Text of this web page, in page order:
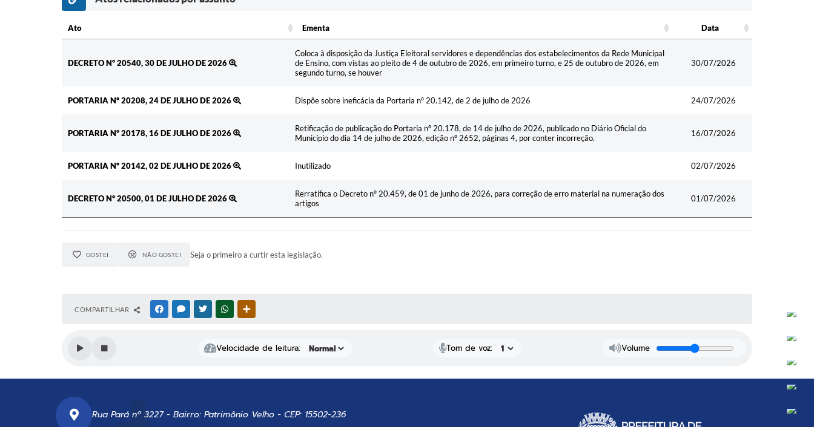
Ato Ementa
Data
DECRETO Nº 20540, 30 DE JULHO DE 2026
Coloca à disposição da Justiça Eleitoral servidores e dependências dos estabelecimentos da Rede Municipal
de Ensino, com vistas ao pleito de 4 de outubro de 2026, em primeiro turno, e 25 de outubro de 2026, em
segundo turno, se houver
30/07/2026
PORTARIA Nº 20208, 24 DE JULHO DE 2026 Dispõe sobre ineficácia da Portaria nº 20.142, de 2 de julho de 2026 24/07/2026
PORTARIA Nº 20178, 16 DE JULHO DE 2026
Retificação de publicação do Portaria nº 20.178, de 14 de julho de 2026, publicado no Diário Oficial do
Município do dia 14 de julho de 2026, edição nº 2652, páginas 4, por conter incorreção.
16/07/2026
PORTARIA Nº 20142, 02 DE JULHO DE 2026 Inutilizado 02/07/2026
DECRETO Nº 20500, 01 DE JULHO DE 2026
Rerratifica o Decreto nº 20.459, de 01 de junho de 2026, para correção de erro material na numeração dos
artigos
01/07/2026
GOSTEI NÃO GOSTEI Seja o primeiro a curtir esta legislação.
COMPARTILHAR FACEBOOKMESSENGER
TWITTERWHATSAPP
Velocidade de leitura: Tom de voz: Volume
Rua Pará nº 3227 - Bairro: Patrimônio Velho - CEP: 15502-236